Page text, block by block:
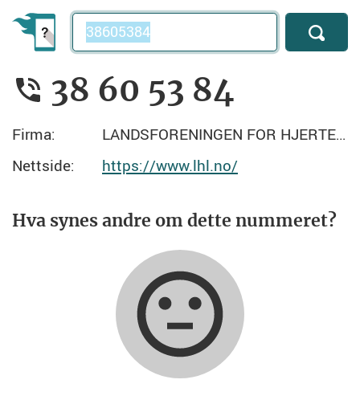
Telefonnummer
38 60 53 84
Firma:
LANDSFORENINGEN FOR HJERTE- OG LUNGESYKE
Nettside:
https://www.lhl.no/
Hva synes andre om dette nummeret?